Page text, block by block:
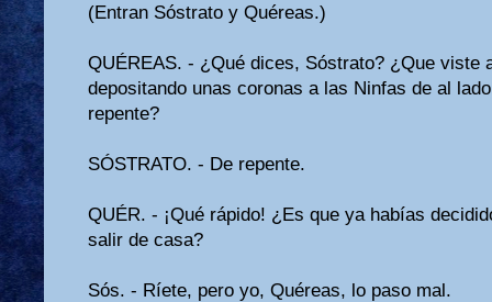
(Entran Sóstrato y Quéreas.)
QUÉREAS. - ¿Qué dices, Sóstrato? ¿Que viste
depositando unas coronas a las Ninfas de al
repente?
SÓSTRATO. - De repente.
QUÉR. - ¡Qué rápido! ¿Es que ya habías
salir de casa?
Sós. - Ríete, pero yo, Quéreas, lo paso mal.